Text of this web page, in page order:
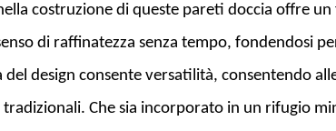
costruzione di queste pareti doccia offre un
di raffinatezza senza tempo, fondendosi
del design consente versatilità, consentendo
Che sia incorporato in un rifugio